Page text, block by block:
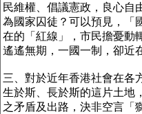
民維權、倡議憲政，良心自
為國家囚徒？可以預見，「
在的「紅線」，市民擔憂動
遙遙無期，一國一制，卻近
三、對於近年香港社會在各
生於斯、長於斯的這片土地
之矛盾及出路，決非空言「